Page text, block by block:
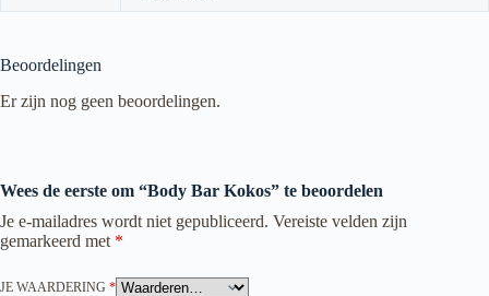
Beoordelingen
Er zijn nog geen beoordelingen.
Wees de eerste om “Body Bar Kokos” te beoordelen
Je e-mailadres wordt niet gepubliceerd. Vereiste velden zijn
gemarkeerd met *
JE WAARDERING *